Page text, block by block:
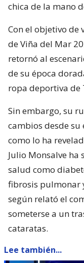
chica de la mano
Con el objetivo de
de Viña del Mar
retornó al
de su época
ropa deportiva de
Sin embargo, su
cambios desde su
como lo ha
Julio Monsalve
salud como
fibrosis pulmonar
según relató el
someterse a un
cataratas.
Lee también...